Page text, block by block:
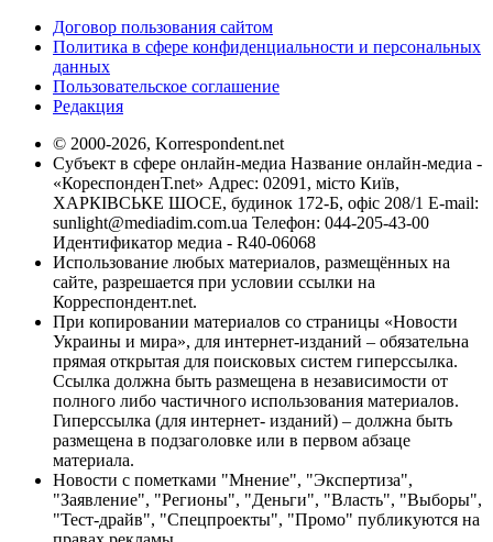
Договор пользования сайтом
Политика в сфере конфиденциальности и персональных
данных
Пользовательское соглашение
Редакция
© 2000-2026, Korrespondent.net
Субъект в сфере онлайн-медиа Название онлайн-медиа -
«КореспонденТ.net» Адрес: 02091, місто Київ,
ХАРКІВСЬКЕ ШОСЕ, будинок 172-Б, офіс 208/1 E-mail:
sunlight@mediadim.com.ua Телефон: 044-205-43-00
Идентификатор медиа - R40-06068
Использование любых материалов, размещённых на
сайте, разрешается при условии ссылки на
Корреспондент.net.
При копировании материалов со страницы «Новости
Украины и мира», для интернет-изданий – обязательна
прямая открытая для поисковых систем гиперссылка.
Ссылка должна быть размещена в независимости от
полного либо частичного использования материалов.
Гиперссылка (для интернет- изданий) – должна быть
размещена в подзаголовке или в первом абзаце
материала.
Новости с пометками "Мнение", "Экспертиза",
"Заявление", "Регионы", "Деньги", "Власть", "Выборы",
"Тест-драйв", "Спецпроекты", "Промо" публикуются на